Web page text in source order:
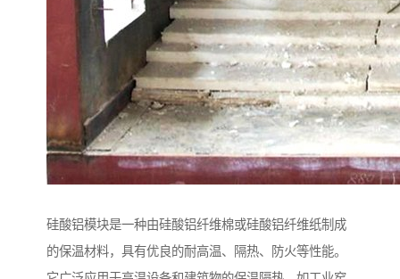
硅酸铝模块是一种由硅酸铝纤维棉或硅酸铝纤维纸制成
的保温材料，具有优良的耐高温、隔热、防火等性能。